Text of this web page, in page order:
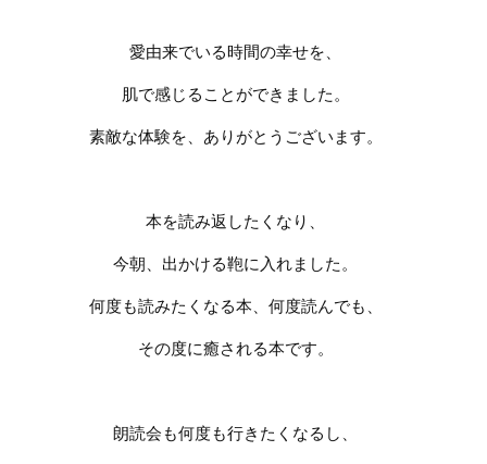
愛由来でいる時間の幸せを、
肌で感じることができました。
素敵な体験を、ありがとうございます。
本を読み返したくなり、
今朝、出かける鞄に入れました。
何度も読みたくなる本、何度読んでも、
その度に癒される本です。
朗読会も何度も行きたくなるし、